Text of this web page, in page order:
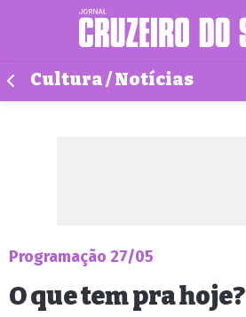
Cultura / Notícias
Programação 27/05
O que tem pra hoje?